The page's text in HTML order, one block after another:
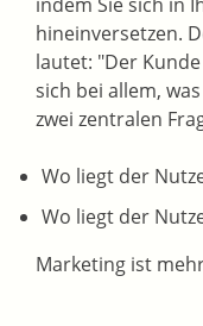
hineinversetzen.
lautet: "Der
sich bei allem,
zwei zentralen
Wo liegt der
Wo liegt der
Marketing ist